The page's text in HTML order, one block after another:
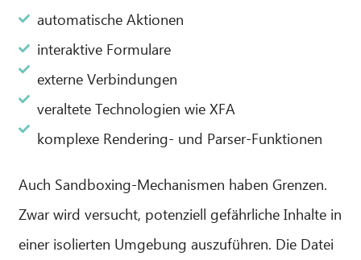
automatische Aktionen
interaktive Formulare
externe Verbindungen
veraltete Technologien wie XFA
komplexe Rendering- und Parser-Funktionen
Auch Sandboxing-Mechanismen haben Grenzen.
Zwar wird versucht, potenziell gefährliche Inhalte in
einer isolierten Umgebung auszuführen. Die Datei